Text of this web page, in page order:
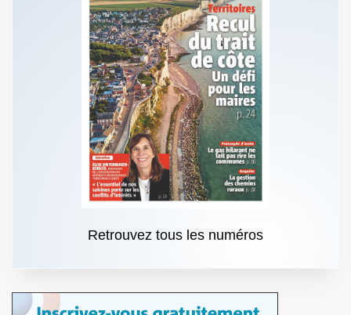
Retrouvez tous les numéros